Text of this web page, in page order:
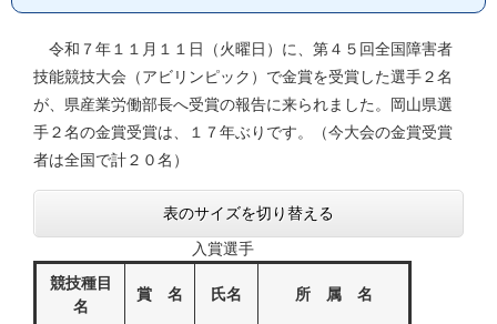
令和７年１１月１１日（火曜日）に、第４５回全国障害者
技能競技大会（アビリンピック）で金賞を受賞した選手２名
が、県産業労働部長へ受賞の報告に来られました。岡山県選
手２名の金賞受賞は、１７年ぶりです。（今大会の金賞受賞
者は全国で計２０名）
表のサイズを切り替える
入賞選手
競技種目
名
賞 名 氏名 所 属 名